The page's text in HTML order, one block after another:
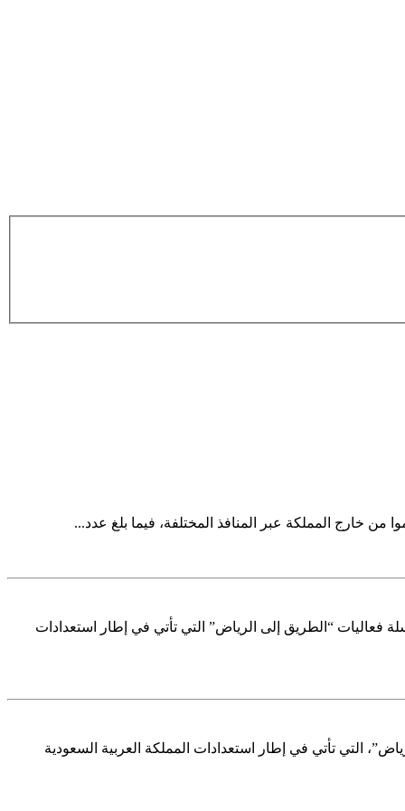
مستدام " وذلك ضمن سلسلة فعاليات “الطريق إلى الرياض” التي تأتي في إطار استعدادات
التي تأتي في إطار استعدادات المملكة العربية السعودية